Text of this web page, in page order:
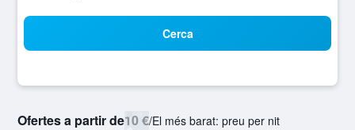
Cerca
Ofertes a partir de10 €/El més barat: preu per nit